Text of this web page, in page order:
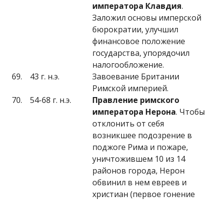
императора Клавдия.
Заложил основы имперской
бюрократии, улучшил
финансовое положение
государства, упорядочил
налогообложение.
69.
43 г. н.э.
Завоевание Британии
Римской империей.
70.
54-68 г. н.э.
Правление римского
императора Нерона. Чтобы
отклонить от себя
возникшее подозрение в
поджоге Рима и пожаре,
уничтожившем 10 из 14
районов города, Нерон
обвинил в нем евреев и
христиан (первое гонение